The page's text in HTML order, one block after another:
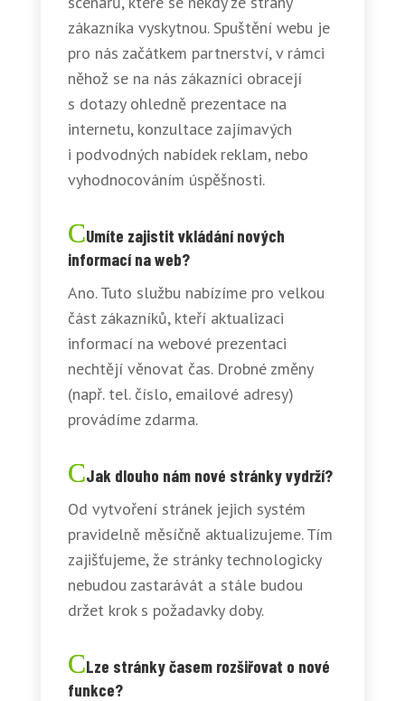
zákazníka vyskytnou. Spuštění webu je
pro nás začátkem partnerství, v rámci
něhož se na nás zákazníci obracejí
s dotazy ohledně prezentace na
internetu, konzultace zajímavých
i podvodných nabídek reklam, nebo
vyhodnocováním úspěšnosti.
Umíte zajistit vkládání nových
informací na web?
Ano. Tuto službu nabízíme pro velkou
část zákazníků, kteří aktualizaci
informací na webové prezentaci
nechtějí věnovat čas. Drobné změny
(např. tel. číslo, emailové adresy)
provádíme zdarma.
Jak dlouho nám nové stránky vydrží?
Od vytvoření stránek jejich systém
pravidelně měsíčně aktualizujeme. Tím
zajišťujeme, že stránky technologicky
nebudou zastarávát a stále budou
držet krok s požadavky doby.
Lze stránky časem rozšiřovat o nové
funkce?